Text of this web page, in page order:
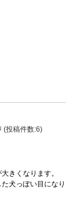
(投稿件数:6)
きくなります。
犬っぽい目にな